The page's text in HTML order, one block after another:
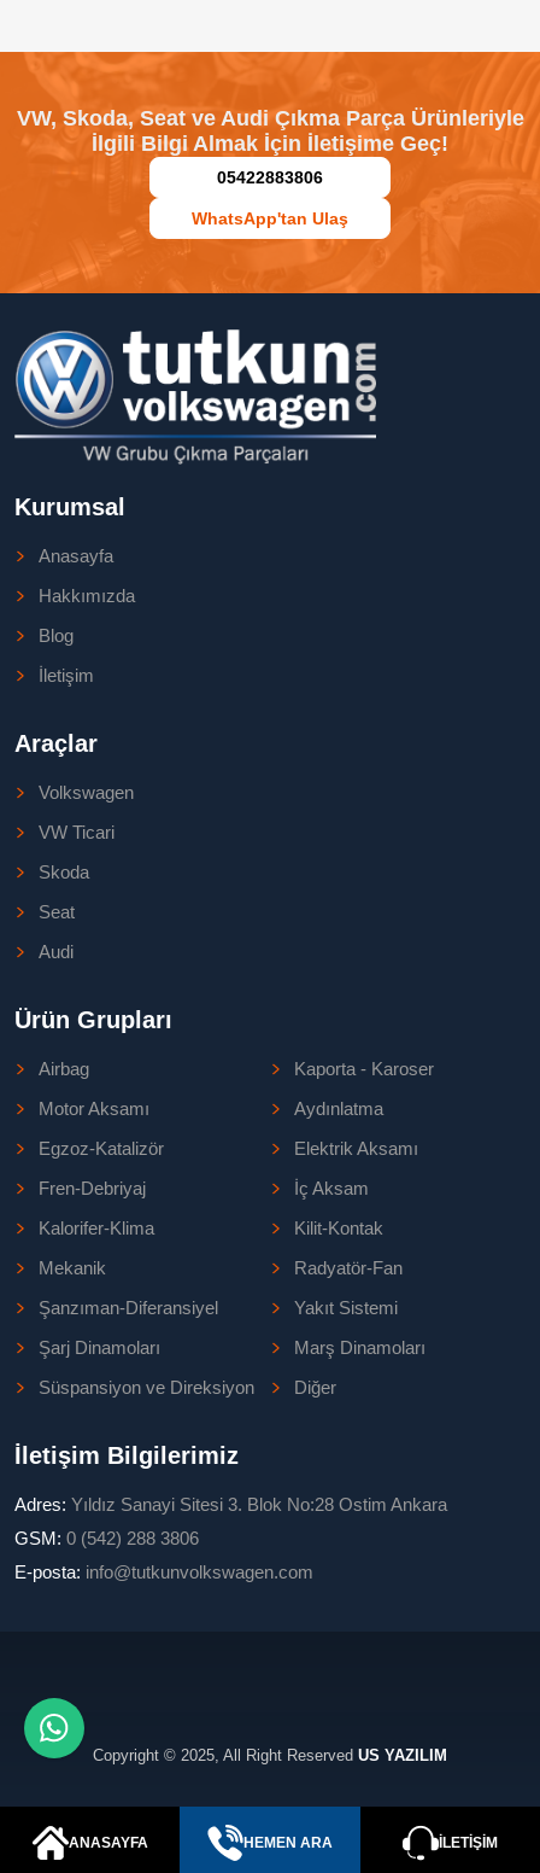
VW, Skoda, Seat ve Audi Çıkma Parça Ürünleriyle
İlgili Bilgi Almak İçin İletişime Geç!
05422883806
WhatsApp'tan Ulaş
Kurumsal
Anasayfa
Hakkımızda
Blog
İletişim
Araçlar
Volkswagen
VW Ticari
Skoda
Seat
Audi
Ürün Grupları
Airbag
Kaporta - Karoser
Motor Aksamı
Aydınlatma
Egzoz-Katalizör
Elektrik Aksamı
Fren-Debriyaj
İç Aksam
Kalorifer-Klima
Kilit-Kontak
Mekanik
Radyatör-Fan
Şanzıman-Diferansiyel
Yakıt Sistemi
Şarj Dinamoları
Marş Dinamoları
Süspansiyon ve Direksiyon
Diğer
İletişim Bilgilerimiz
Adres: Yıldız Sanayi Sitesi 3. Blok No:28 Ostim Ankara
GSM: 0 (542) 288 3806
E-posta: info@tutkunvolkswagen.com
Copyright © 2025, All Right Reserved US YAZILIM
ANASAYFA HEMEN ARA İLETIŞIM